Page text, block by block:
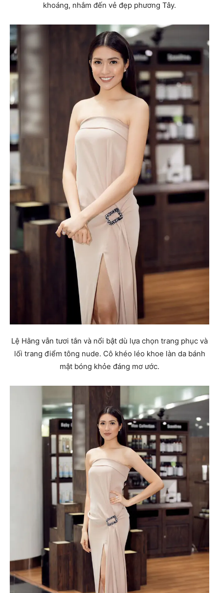
khoáng, nhắm đến vẻ đẹp phương Tây.
Lệ Hằng vẫn tươi tắn và nổi bật dù lựa chọn trang phục và
lối trang điểm tông nude. Cô khéo léo khoe làn da bánh
mật bóng khỏe đáng mơ ước.